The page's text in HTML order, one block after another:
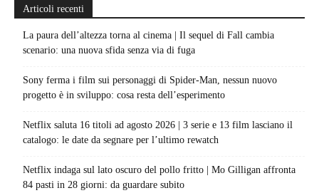
Articoli recenti
La paura dell’altezza torna al cinema | Il sequel di Fall cambia
scenario: una nuova sfida senza via di fuga
Sony ferma i film sui personaggi di Spider-Man, nessun nuovo
progetto è in sviluppo: cosa resta dell’esperimento
Netflix saluta 16 titoli ad agosto 2026 | 3 serie e 13 film lasciano il
catalogo: le date da segnare per l’ultimo rewatch
Netflix indaga sul lato oscuro del pollo fritto | Mo Gilligan affronta
84 pasti in 28 giorni: da guardare subito